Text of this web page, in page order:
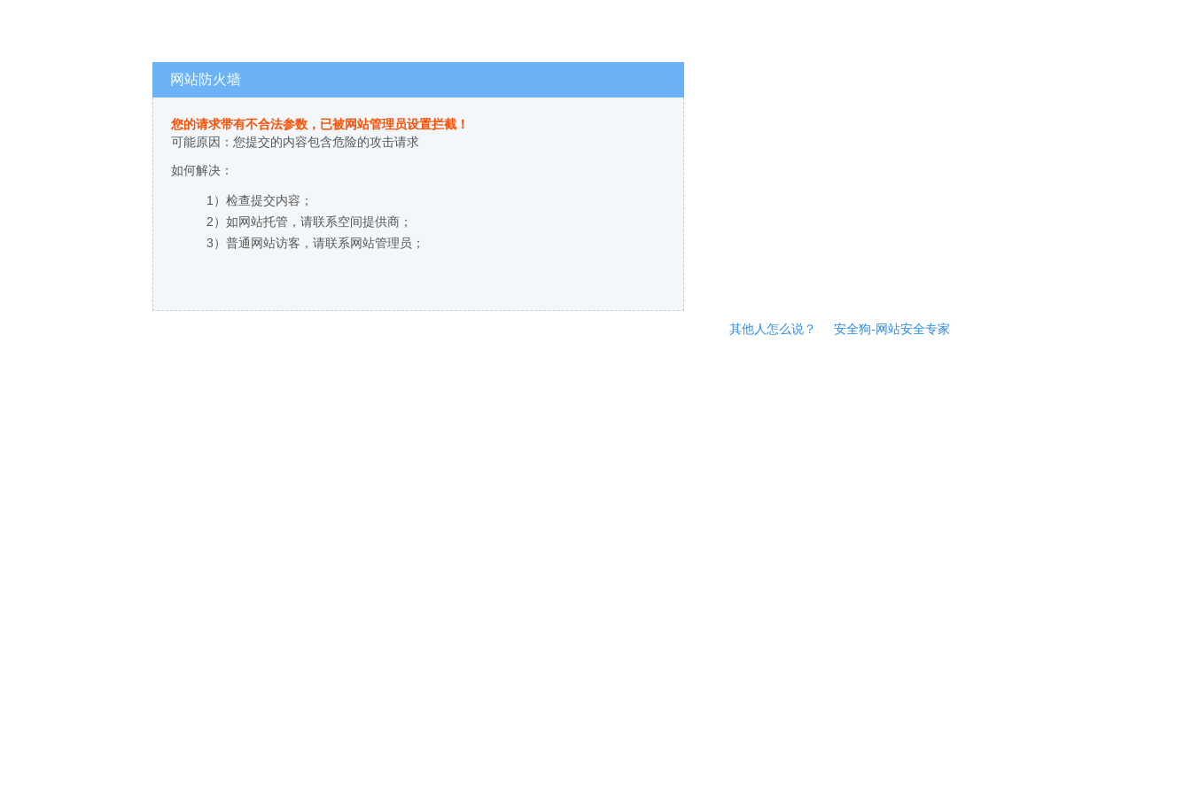
网站防火墙
您的请求带有不合法参数，已被网站管理员设置拦截！
可能原因：您提交的内容包含危险的攻击请求
如何解决：
1）检查提交内容；
2）如网站托管，请联系空间提供商；
3）普通网站访客，请联系网站管理员；
其他人怎么说？ 安全狗-网站安全专家